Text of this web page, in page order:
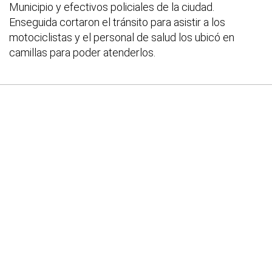
Municipio y efectivos policiales de la ciudad.
Enseguida cortaron el tránsito para asistir a los
motociclistas y el personal de salud los ubicó en
camillas para poder atenderlos.